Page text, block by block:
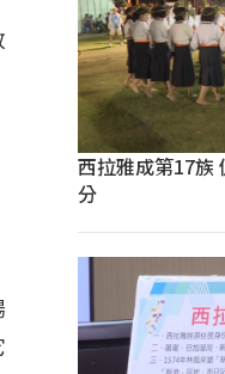
西拉雅成第17族
分